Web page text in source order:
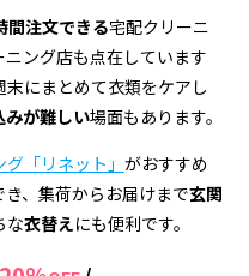
間注文できる宅配クリーニ
ング店も点在しています
にまとめて衣類をケアし
みが難しい場面もあります。
「リネット」 がおすすめ
き、集荷からお届けまで玄関
な衣替えにも便利です。